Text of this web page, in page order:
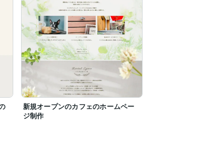
新規オープンのカフェのホームペー
ジ制作